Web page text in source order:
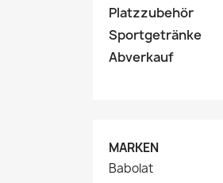
Platzzubehör
Sportgetränke
Abverkauf
MARKEN
Babolat